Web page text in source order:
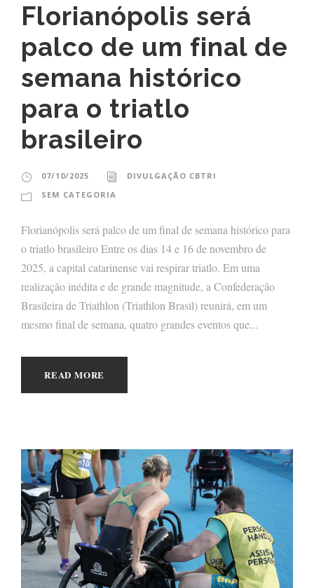
Florianópolis será
palco de um final de
semana histórico
para o triatlo
brasileiro
07/10/2025
DIVULGAÇÃO CBTRI
SEM CATEGORIA
Florianópolis será palco de um final de semana histórico para
o triatlo brasileiro Entre os dias 14 e 16 de novembro de
2025, a capital catarinense vai respirar triatlo. Em uma
realização inédita e de grande magnitude, a Confederação
Brasileira de Triathlon (Triathlon Brasil) reunirá, em um
mesmo final de semana, quatro grandes eventos que...
READ MORE